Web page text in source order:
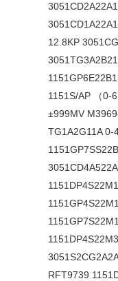
12.8KP
1151S/AP （0-
±999MV
TG1A2G11A 0-
RFT9739